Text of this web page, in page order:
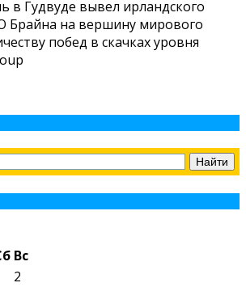
в Гудвуде вывел ирландского
Брайна на вершину мирового
побед в скачках уровня
Вс
2